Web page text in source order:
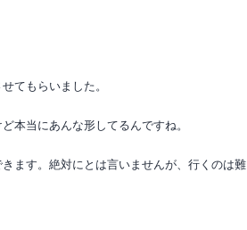
てもらいました。
本当にあんな形してるんですね。
ます。絶対にとは言いませんが、行くのは